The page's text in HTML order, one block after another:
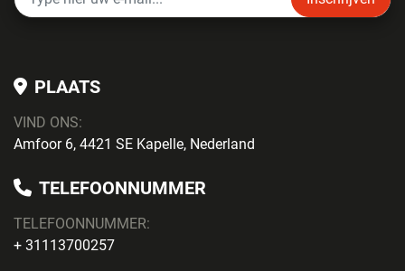
PLAATS
VIND ONS:
Amfoor 6, 4421 SE Kapelle, Nederland
TELEFOONNUMMER
TELEFOONNUMMER:
+ 31113700257